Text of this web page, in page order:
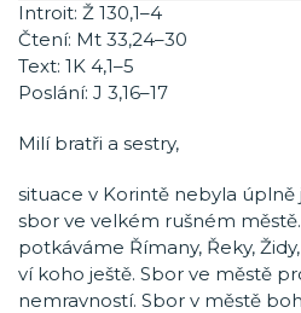
Introit: Ž 130,1–4
Čtení: Mt 33,24–30
Text: 1K 4,1–5
Poslání: J 3,16–17
Milí bratři a sestry,
situace v Korintě nebyla úplně
sbor ve velkém rušném
potkáváme Římany, Řeky,
ví koho ještě. Sbor ve městě
nemravností. Sbor v městě